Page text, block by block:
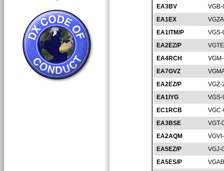
EA3BV
EA1EX
EA1ITM/P
EA2EZ/P
EA4RCH
EA7GVZ
EA2EZ/P
VGZ-
EA1IYG
EC1RCB
EA3BSE
VGT-
EA2AQM
EA5EZ/P
VGJ-
EA5ES/P